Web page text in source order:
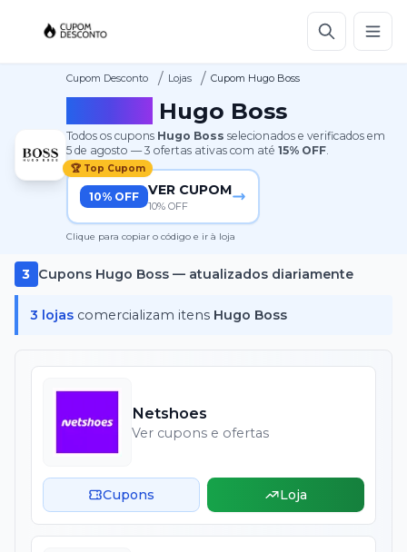
Cupom Desconto / Lojas / Cupom Hugo Boss
Hugo Boss
Todos os cupons Hugo Boss selecionados e verificados em
5 de agosto —3 ofertas ativas com até15% OFF.
🏆 Top Cupom
10% OFF VER CUPOM
10% OFF
Clique para copiar o código e ir à loja
3 Cupons Hugo Boss— atualizados diariamente
3 lojascomercializam itens Hugo Boss
Netshoes
Ver cupons e ofertas
Cupons Loja